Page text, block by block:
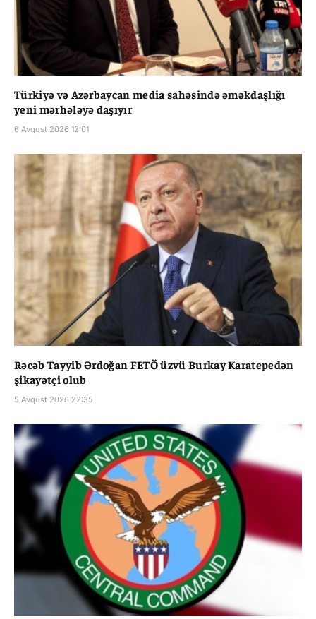
Türkiyə və Azərbaycan media sahəsində əməkdaşlığı
yeni mərhələyə daşıyır
6 Avqust 2026 12:01
Rəcəb Tayyib Ərdoğan FETÖ üzvü Burkay Karatepedən
şikayətçi olub
5 Avqust 2026 22:35